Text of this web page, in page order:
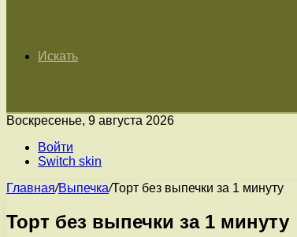
Искать
Воскресенье, 9 августа 2026
Войти
Switch skin
Главная/Выпечка/Торт без выпечки за 1 минуту
Торт без выпечки за 1 минуту